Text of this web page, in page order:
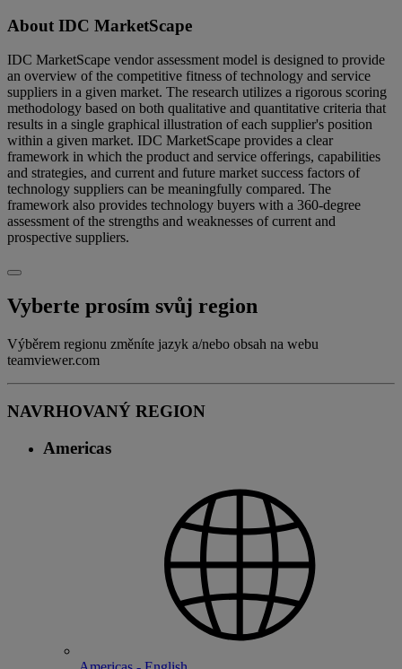
About IDC MarketScape
IDC MarketScape vendor assessment model is designed to provide
an overview of the competitive fitness of technology and service
suppliers in a given market. The research utilizes a rigorous scoring
methodology based on both qualitative and quantitative criteria that
results in a single graphical illustration of each supplier's position
within a given market. IDC MarketScape provides a clear
framework in which the product and service offerings, capabilities
and strategies, and current and future market success factors of
technology suppliers can be meaningfully compared. The
framework also provides technology buyers with a 360-degree
assessment of the strengths and weaknesses of current and
prospective suppliers.
Vyberte prosím svůj region
Výběrem regionu změníte jazyk a/nebo obsah na webu
teamviewer.com
NAVRHOVANÝ REGION
Americas